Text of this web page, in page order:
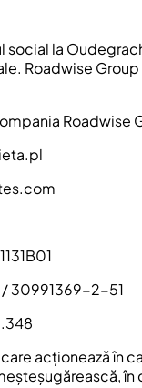
social la
Roadwise
Roadwise
/ 30991369-2-51
acționează în